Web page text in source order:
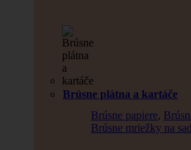
Brúsne plátna a kartáče
Brúsne papiere,
Brúsne mriežky na